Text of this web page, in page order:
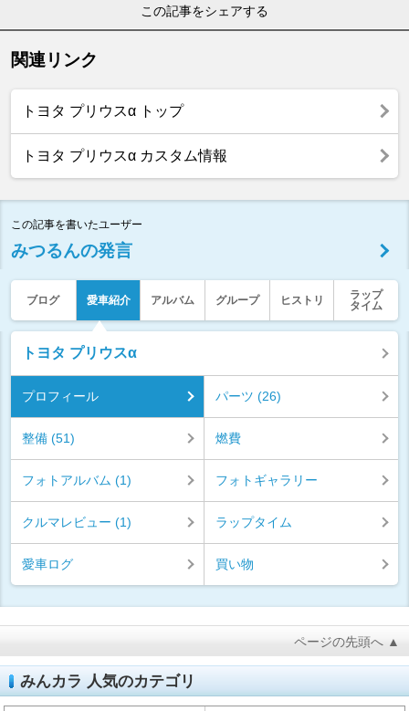
この記事をシェアする
関連リンク
トヨタ プリウスα トップ
トヨタ プリウスα カスタム情報
この記事を書いたユーザー
みつるんの発言
ブログ 愛車紹介 アルバム グループ ヒストリ
ラップ
タイム
トヨタ プリウスα
プロフィール パーツ (26)
整備 (51) 燃費
フォトアルバム (1) フォトギャラリー
クルマレビュー (1) ラップタイム
愛車ログ 買い物
ページの先頭へ ▲
みんカラ 人気のカテゴリ